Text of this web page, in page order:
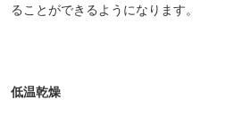
ることができるようになります。
低温乾燥